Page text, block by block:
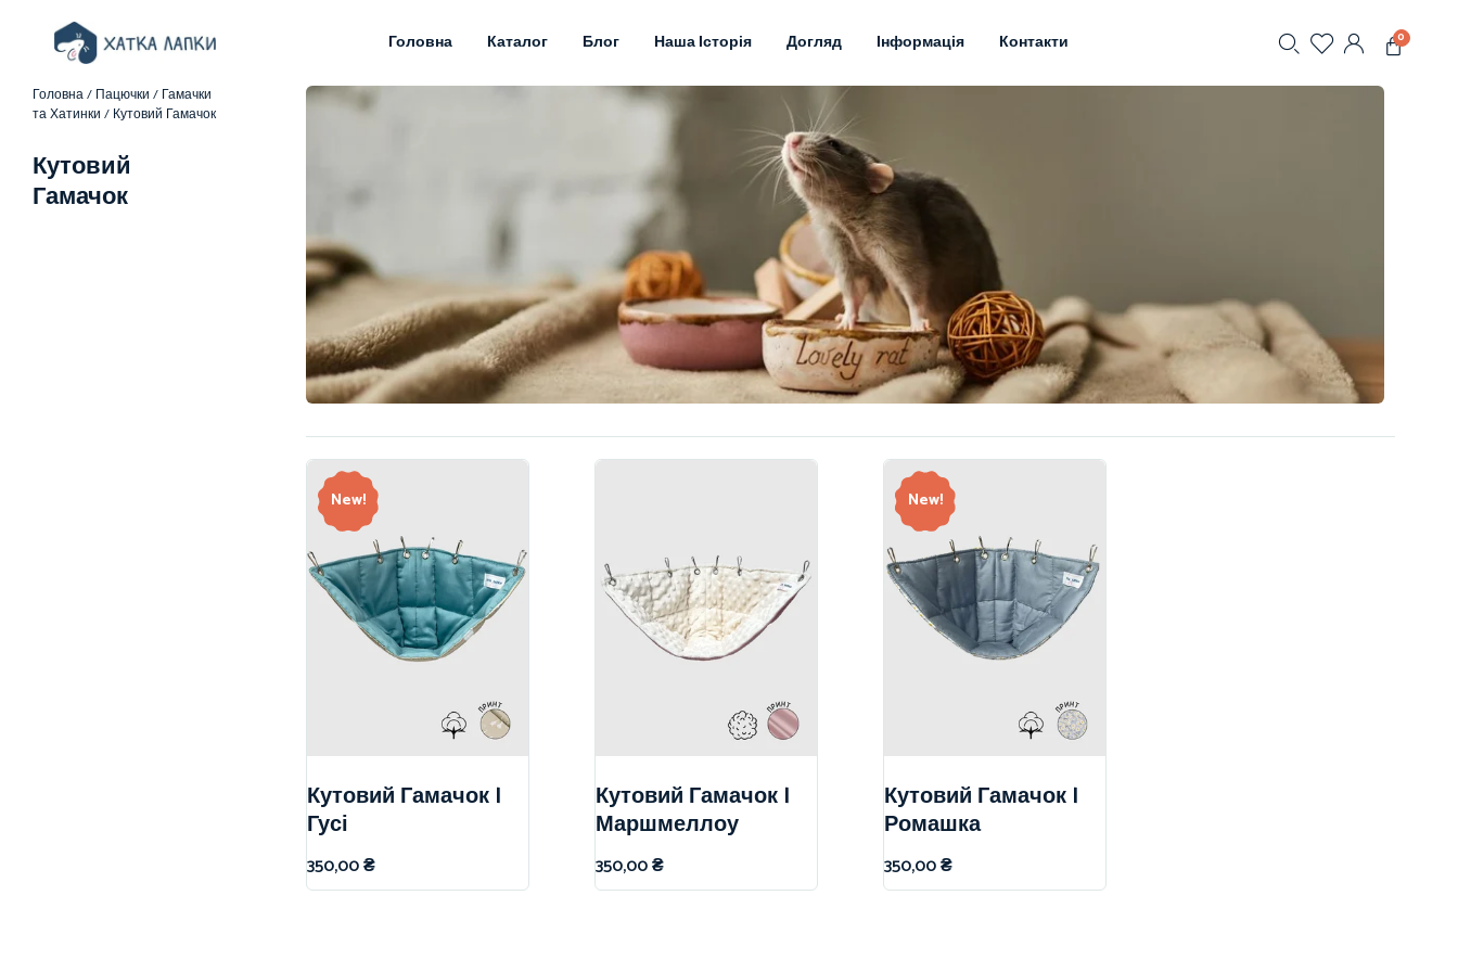
Головна Каталог Блог Наша Історія Догляд Інформація Контакти 0
Головна/ Пацючки / Гамачки
та Хатинки / Кутовий Гамачок
Кутовий
Гамачок
New!
Кутовий Гамачок |
Гусі
350,00₴
Кутовий Гамачок |
Маршмеллоу
350,00₴
New!
Кутовий Гамачок |
Ромашка
350,00₴